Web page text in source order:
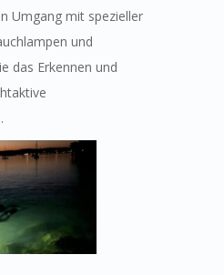
Umgang mit spezieller
und
das Erkennen und